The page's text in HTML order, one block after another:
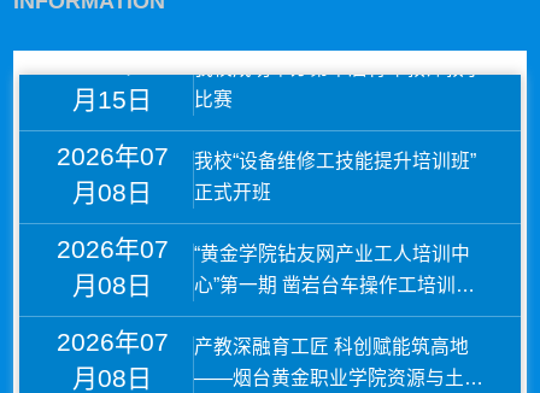
2026年
07月01日
学校召开2026年办学质量中期总结汇报会
2026年
我校在2026年烟台市职业院校教学能力大
赛中获奖9项
2026年
06月21日
我校5项课题获得山东省教育科学“十四五”
规划课题立项
月15日
比赛
2026年07
月08日
我校“设备维修工技能提升培训班”
正式开班
2026年07
月08日
“黄金学院钻友网产业工人培训中
心”第一期 凿岩台车操作工培训班
正式开班
2026年07
月08日
产教深融育工匠 科创赋能筑高地
——烟台黄金职业学院资源与土木